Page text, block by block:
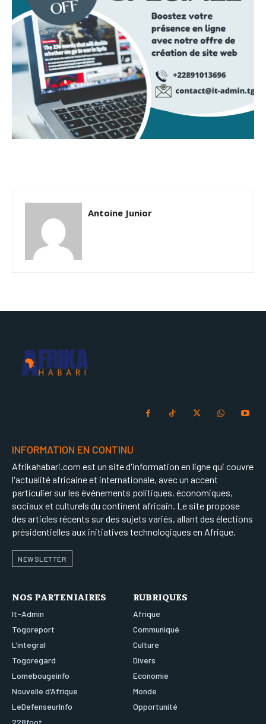
Antoine Junior
INFORMATION EN CONTINU
Afrikahabari.com est un site d'information en ligne qui couvre
l'actualité africaine et internationale, avec un accent
particulier sur les événements politiques, économiques,
sociaux et culturels du continent africain. Le site propose
des articles récents sur des sujets variés, allant des élections
présidentielles aux initiatives technologiques en Afrique.
NEWSLETTER
NOS PARTENIAIRES
It-Admin
Togoreport
L’integral
Togoregard
Lomebougeinfo
Nouvelle d’Afrique
LeDefenseurInfo
RUBRIQUES
Afrique
Communiqué
Culture
Divers
Economie
Monde
Opportunité